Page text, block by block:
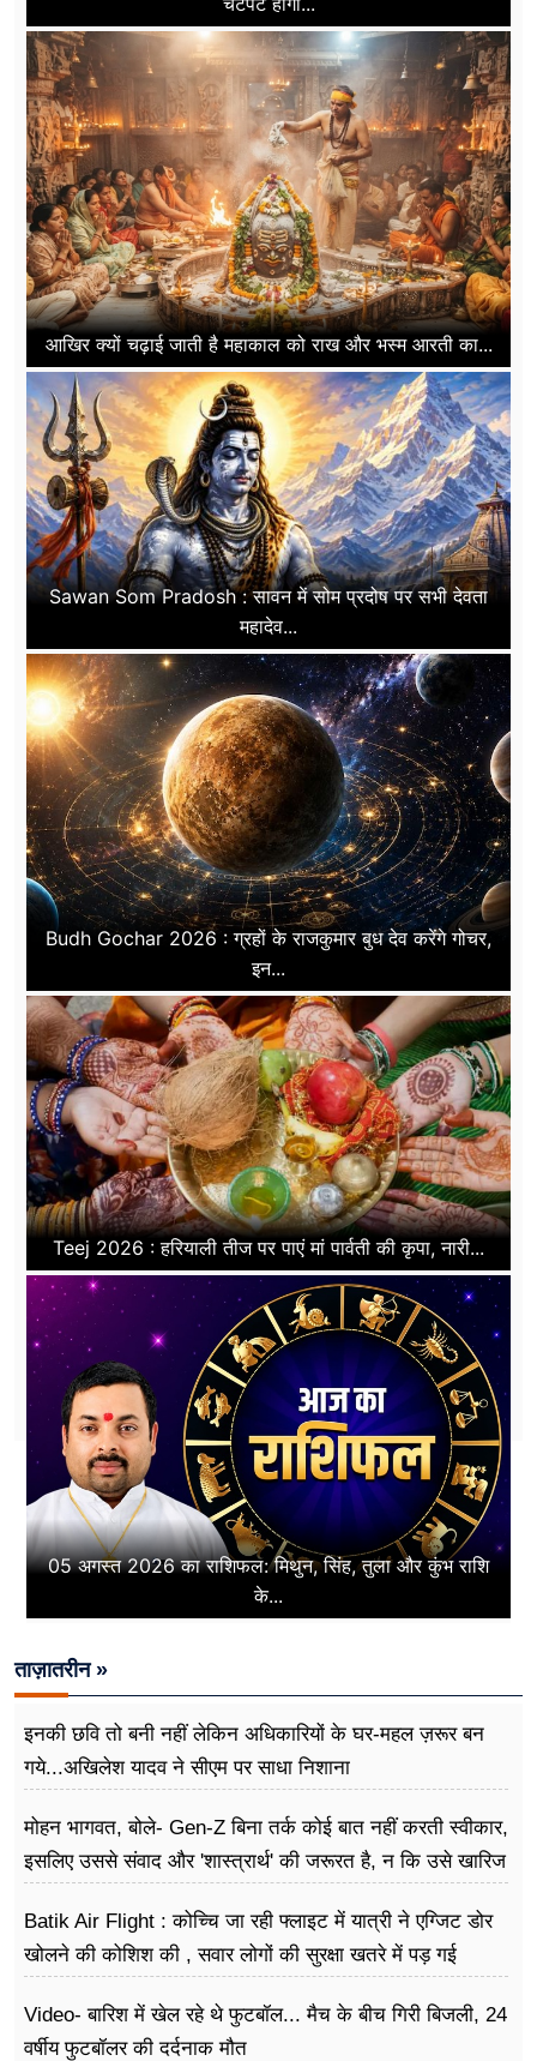
आखिर क्यों चढ़ाई जाती है महाकाल को राख और भस्म आरती का...
Sawan Som Pradosh : सावन में सोम प्रदोष पर सभी देवता
महादेव...
Budh Gochar 2026 : ग्रहों के राजकुमार बुध देव करेंगे गोचर,
इन...
Teej 2026 : हरियाली तीज पर पाएं मां पार्वती की कृपा, नारी...
05 अगस्त 2026 का राशिफल: मिथुन, सिंह, तुला और कुंभ राशि
के...
ताज़ातरीन »
इनकी छवि तो बनी नहीं लेकिन अधिकारियों के घर-महल ज़रूर बन
गये...अखिलेश यादव ने सीएम पर साधा​ निशाना
मोहन भागवत, बोले- Gen-Z बिना तर्क कोई बात नहीं करती स्वीकार,
इसलिए उससे संवाद और 'शास्त्रार्थ' की जरूरत है, न कि उसे खारिज
Batik Air Flight : कोच्चि जा रही फ्लाइट में यात्री ने एग्जिट डोर
खोलने की कोशिश की , सवार लोगों की सुरक्षा खतरे में पड़ गई
Video- बारिश में खेल रहे थे फुटबॉल... मैच के बीच गिरी बिजली, 24
वर्षीय फुटबॉलर की दर्दनाक मौत